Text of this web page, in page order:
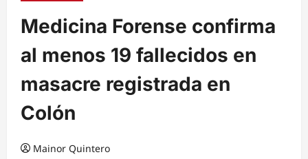
Medicina Forense confirma
al menos 19 fallecidos en
masacre registrada en
Colón
Mainor Quintero